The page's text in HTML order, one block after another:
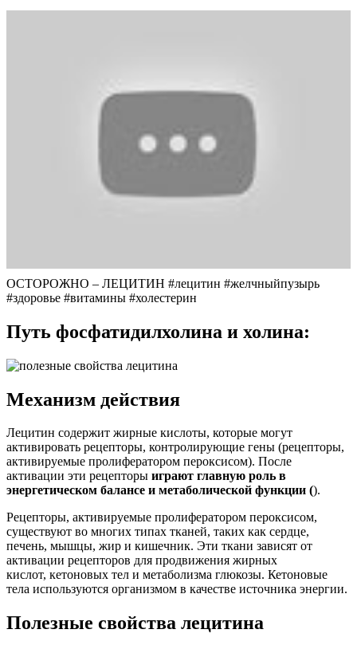
ОСТОРОЖНО – ЛЕЦИТИН #лецитин #желчныйпузырь
#здоровье #витамины #холестерин
Путь фосфатидилхолина и холина:
Механизм действия
Лецитин содержит жирные кислоты, которые могут
активировать рецепторы, контролирующие гены (рецепторы,
активируемые пролифератором пероксисом). После
активации эти рецепторы играют главную роль в
энергетическом балансе и метаболической функции ().
Рецепторы, активируемые пролифератором пероксисом,
существуют во многих типах тканей, таких как сердце,
печень, мышцы, жир и кишечник. Эти ткани зависят от
активации рецепторов для продвижения жирных
кислот, кетоновых тел и метаболизма глюкозы. Кетоновые
тела используются организмом в качестве источника энергии.
Полезные свойства лецитина